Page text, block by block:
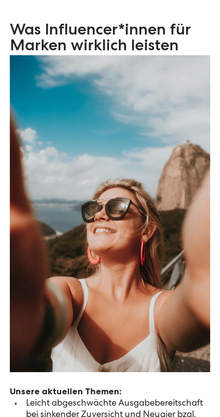
Was Influencer*innen für
Marken wirklich leisten
Unsere aktuellen Themen:
Leicht abgeschwächte Ausgabebereitschaft
bei sinkender Zuversicht und Neugier bzgl.